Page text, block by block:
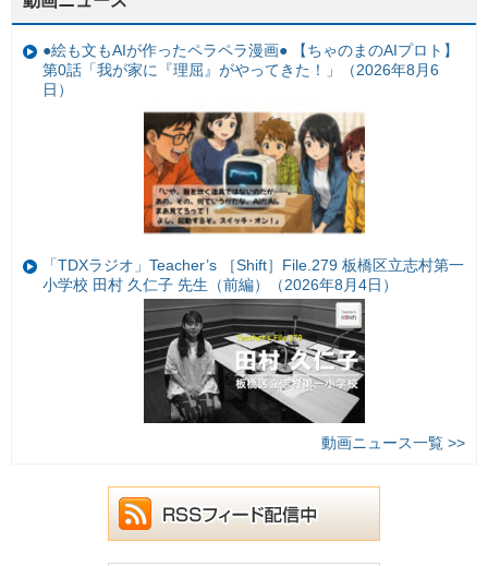
●絵も文もAIが作ったペラペラ漫画● 【ちゃのまのAIプロト】
第0話「我が家に『理屈』がやってきた！」（2026年8月6
日）
「TDXラジオ」Teacher’s ［Shift］File.279 板橋区立志村第一
小学校 田村 久仁子 先生（前編）（2026年8月4日）
動画ニュース一覧 >>